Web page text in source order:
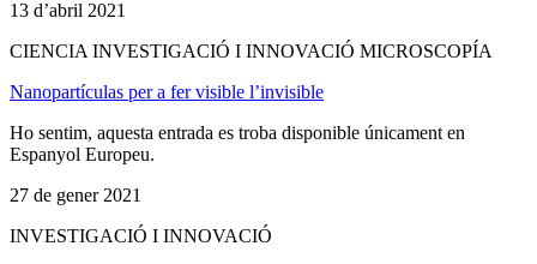
13 d’abril 2021
CIENCIA INVESTIGACIÓ I INNOVACIÓ MICROSCOPÍA
Nanopartículas per a fer visible l’invisible
Ho sentim, aquesta entrada es troba disponible únicament en
Espanyol Europeu.
27 de gener 2021
INVESTIGACIÓ I INNOVACIÓ